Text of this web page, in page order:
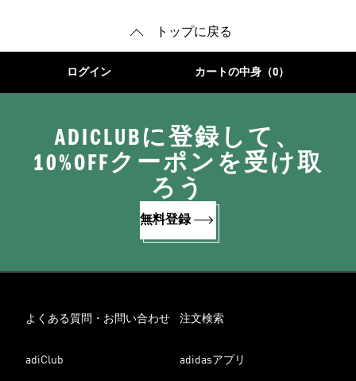
トップに戻る
ログイン カートの中身（0）
ADICLUBに登録して、
10%OFFクーポンを受け取
ろう
無料登録
よくある質問・お問い合わせ 注文検索
adiClub adidasアプリ